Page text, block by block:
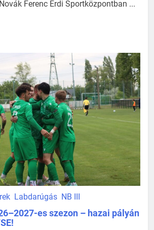
Ferenc Érdi Sportközpontban ...
Labdarúgás NB III
es szezon – hazai pályán